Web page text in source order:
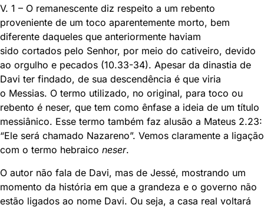
V. 1 – O remanescente diz respeito a um rebento
proveniente de um toco aparentemente morto, bem
diferente daqueles que anteriormente haviam
sido cortados pelo Senhor, por meio do cativeiro, devido
ao orgulho e pecados (10.33-34). Apesar da dinastia de
Davi ter findado, de sua descendência é que viria
o Messias. O termo utilizado, no original, para toco ou
rebento é neser, que tem como ênfase a ideia de um título
messiânico. Esse termo também faz alusão a Mateus 2.23:
“Ele será chamado Nazareno”. Vemos claramente a ligação
com o termo hebraico neser.
O autor não fala de Davi, mas de Jessé, mostrando um
momento da história em que a grandeza e o governo não
estão ligados ao nome Davi. Ou seja, a casa real voltará